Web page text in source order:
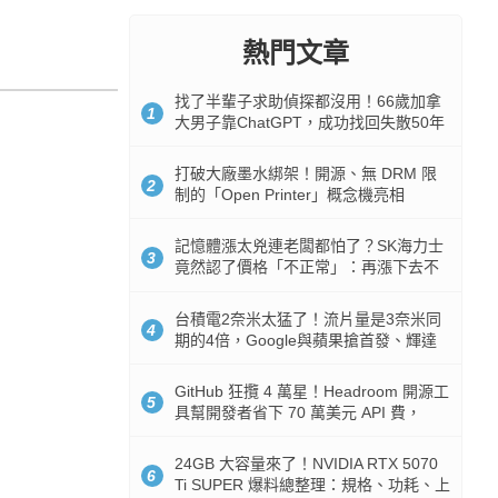
熱門文章
1
找了半輩子求助偵探都沒用！66歲加拿
大男子靠ChatGPT，成功找回失散50年
2
打破大廠墨水綁架！開源、無 DRM 限
制的「Open Printer」概念機亮相
3
記憶體漲太兇連老闆都怕了？SK海力士
竟然認了價格「不正常」：再漲下去不
4
台積電2奈米太猛了！流片量是3奈米同
期的4倍，Google與蘋果搶首發、輝達
5
GitHub 狂攬 4 萬星！Headroom 開源工
具幫開發者省下 70 萬美元 API 費，
6
24GB 大容量來了！NVIDIA RTX 5070
Ti SUPER 爆料總整理：規格、功耗、上